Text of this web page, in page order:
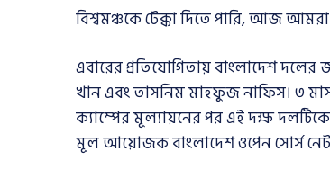
বিশ্বমঞ্চকে টেক্কা দিতে পারি, আজ আমরা
এবারের প্রতিযোগিতায় বাংলাদেশ
খান এবং তাসনিম মাহফুজ নাফিস। ৩
ক্যাম্পের মূল্যায়নের পর এই দক্ষ
মূল আয়োজক বাংলাদেশ ওপেন সোর্স